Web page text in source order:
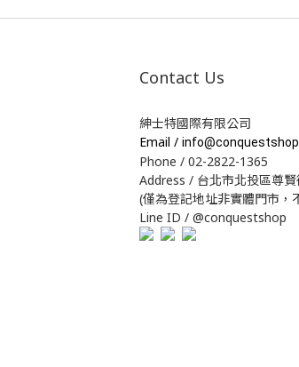
Contact Us
紳士特國際有限公司
Email /
Phone / 02-2822-1365
Address / 台北市北投區尊
(僅為登記地址非實體門市，
Line ID / @conquestshop